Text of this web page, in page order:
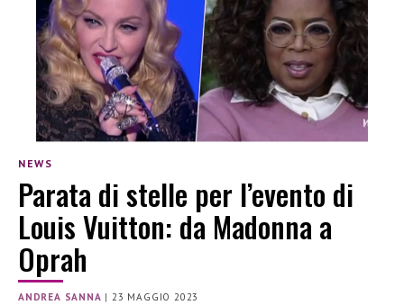
NEWS
Parata di stelle per l’evento di
Louis Vuitton: da Madonna a
Oprah
ANDREA SANNA |23 MAGGIO 2023